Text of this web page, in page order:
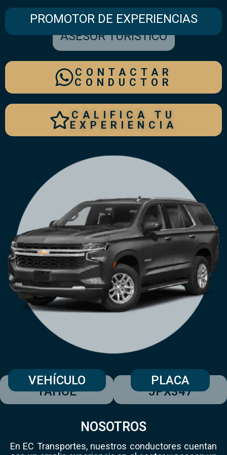
PROMOTOR DE EXPERIENCIAS
ASESOR TURÍSTICO
CONTACTAR
CONDUCTOR
CALIFICA TU
EXPERIENCIA
VEHÍCULO
TAHOE
PLACA
JPX347
NOSOTROS
En EC Transportes, nuestros conductores cuentan